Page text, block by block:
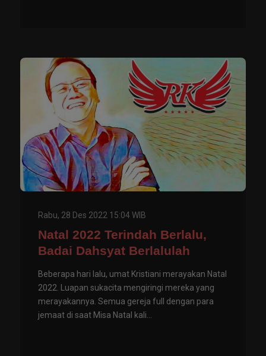
Rabu, 28 Des 2022 15:04 WIB
Natal 2022 Terindah Berlalu,
Badai Dahsyat Berlalulah
Beberapa hari lalu, umat Kristiani merayakan Natal
2022. Luapan sukacita mengiringi mereka yang
merayakannya. Semua gereja full dengan para
jemaat di saat Misa Natal kali...